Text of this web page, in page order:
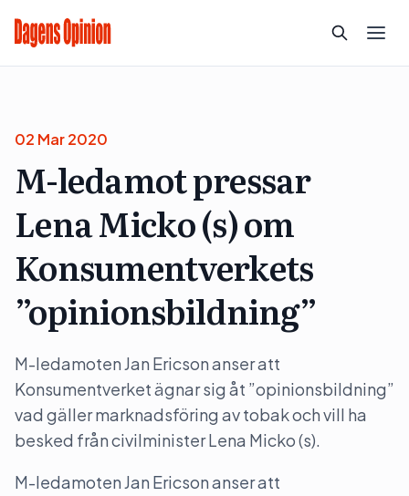
02 Mar 2020
M-ledamot pressar
Lena Micko (s) om
Konsumentverkets
”opinionsbildning”
M-ledamoten Jan Ericson anser att
Konsumentverket ägnar sig åt ”opinionsbildning”
vad gäller marknadsföring av tobak och vill ha
besked från civilminister Lena Micko (s).
M-ledamoten Jan Ericson anser att